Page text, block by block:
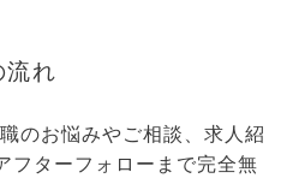
流れ
のお悩みやご相談、求人紹
フターフォローまで完全無